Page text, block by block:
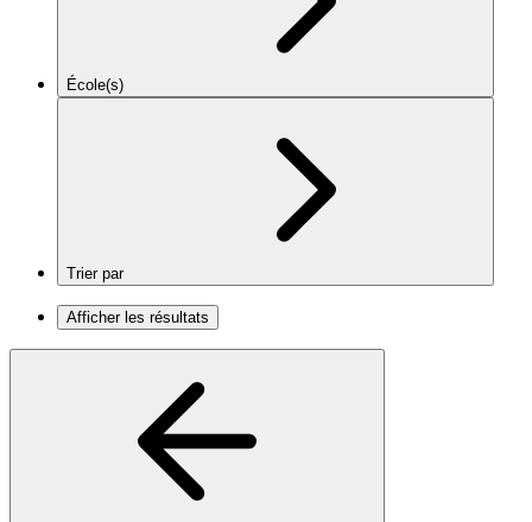
École(s)
Trier par
Afficher les résultats